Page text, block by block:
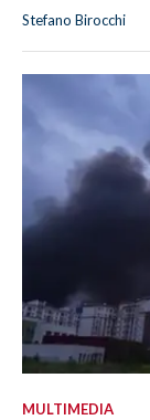
Stefano Birocchi
MULTIMEDIA